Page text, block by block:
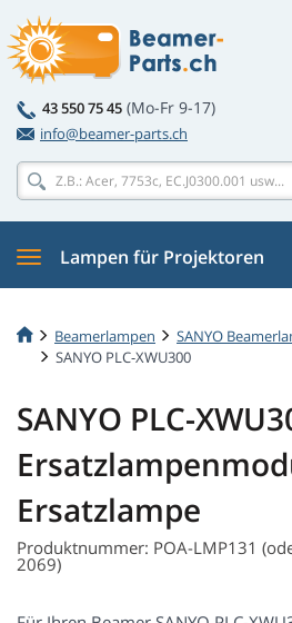
43 550 75 45 (Mo-Fr 9-17)
info@beamer-parts.ch
Lampen für Projektoren
Beamerlampen
SANYO
SANYO PLC-XWU300
SANYO PLC-
Ersatzlampe
Produktnummer: POA-LMP131
2069)